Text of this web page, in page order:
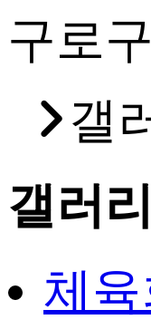
구로
갤
갤러리
체육